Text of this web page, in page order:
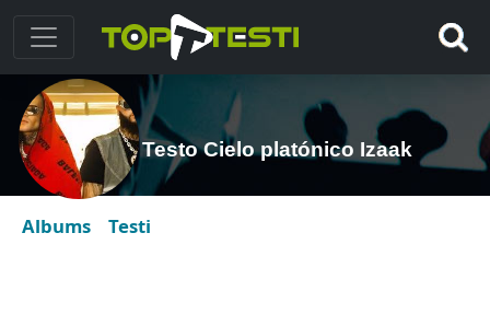
Testo Cielo platónico Izaak
Albums Testi